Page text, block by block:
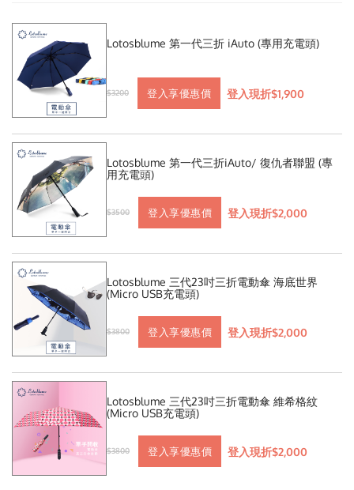
Lotosblume 第一代三折 iAuto (專用充電頭)
$3200 登入享優惠價 登入現折$1,900
Lotosblume 第一代三折iAuto/ 復仇者聯盟 (專
用充電頭)
$3500 登入享優惠價 登入現折$2,000
Lotosblume 三代23吋三折電動傘 海底世界
(Micro USB充電頭)
$3800 登入享優惠價 登入現折$2,000
Lotosblume 三代23吋三折電動傘 維希格紋
(Micro USB充電頭)
$3800 登入享優惠價 登入現折$2,000